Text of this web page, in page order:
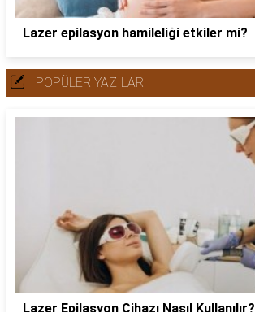
Lazer epilasyon hamileliği etkiler mi?
POPÜLER YAZILAR
Lazer Epilasyon Cihazı Nasıl Kullanılır?